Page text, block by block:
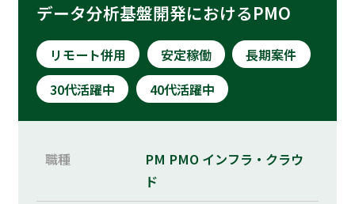
データ分析基盤開発におけるPMO
リモート併用 安定稼働
長期案件
30代活躍中
40代活躍中
職種 PM PMO インフラ・クラウ
ド